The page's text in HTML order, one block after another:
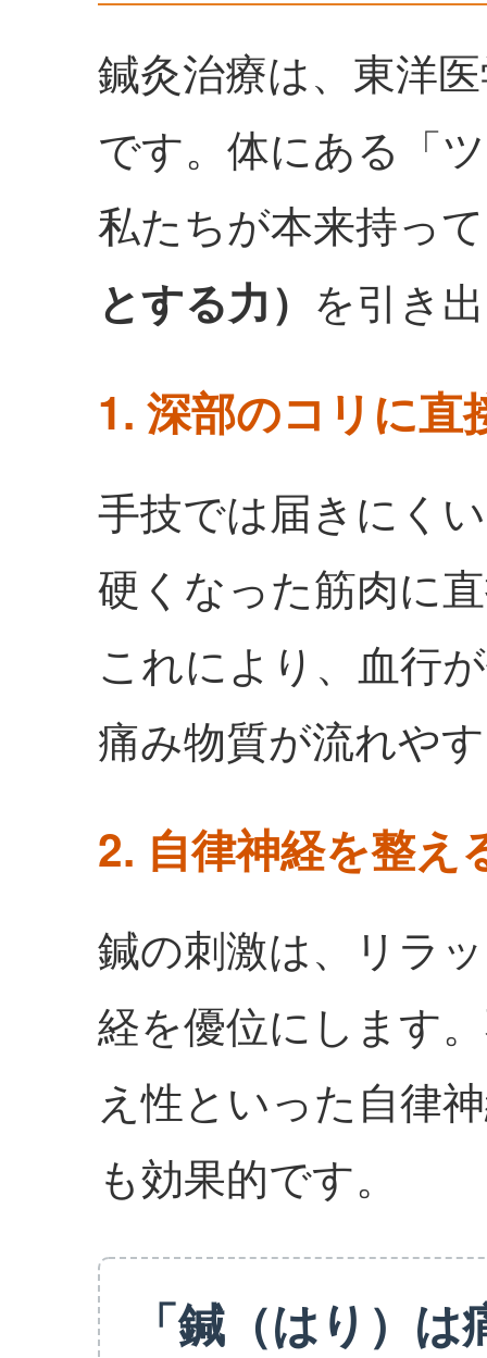
鍼灸治療は、東洋
です。体にある「
私たちが本来持っ
とする力） を引き
1. 深部のコリに直
手技では届きにく
硬くなった筋肉に
これにより、血行
痛み物質が流れや
2. 自律神経を整え
鍼の刺激は、リラ
経を優位にします
え性といった自律
も効果的です。
「鍼（はり）